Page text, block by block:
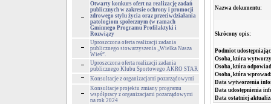
Otwarty konkurs ofert na realizację zadań
publicznych w zakresie ochrony i promocji
zdrowego stylu życia oraz przeciwdziałania
patologiom społecznym (w ramach
Gminnego Programu Profilaktyki i
Rozwiązy
Uproszczona oferta realizacji zadania
publicznego stowarzyszenia „Wielka Nasza
Wieś”.
Uproszczona oferta realizacji zadania
publicznego Klubu Sportowego AKRO STAR
Konsultacje z organizacjami pozarządowymi
Konsultacje projektu zmiany programu
współpracy z organizacjami pozarządowymi
na rok 2024
Nazwa dokumentu:
Skrócony opis:
Podmiot
Osoba, która
Osoba, która
Osoba, która
Data wytworzenia
Data udostępnienia
Data ostatniej